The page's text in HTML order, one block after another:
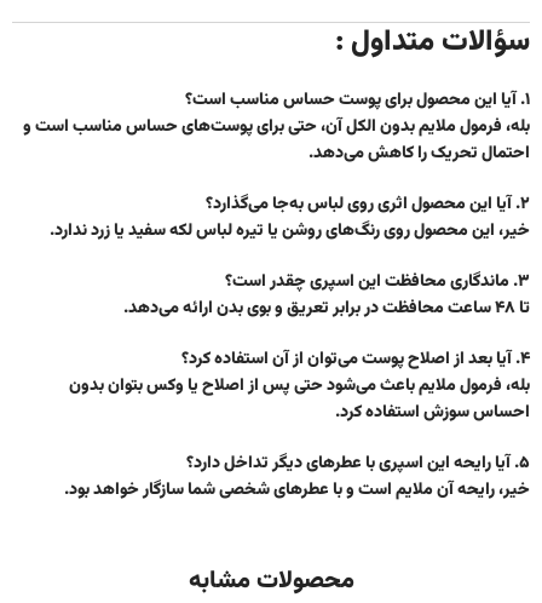
سؤالات متداول :
۱. آیا این محصول برای پوست حساس مناسب است؟
بله، فرمول ملایم بدون الکل آن، حتی برای پوست‌های حساس مناسب است و
احتمال تحریک را کاهش می‌دهد.
۲. آیا این محصول اثری روی لباس به‌جا می‌گذارد؟
خیر، این محصول روی رنگ‌های روشن یا تیره لباس لکه سفید یا زرد ندارد.
۳. ماندگاری محافظت این اسپری چقدر است؟
تا ۴۸ ساعت محافظت در برابر تعریق و بوی بدن ارائه می‌دهد.
۴. آیا بعد از اصلاح پوست می‌توان از آن استفاده کرد؟
بله، فرمول ملایم باعث می‌شود حتی پس از اصلاح یا وکس بتوان بدون
احساس سوزش استفاده کرد.
۵. آیا رایحه این اسپری با عطرهای دیگر تداخل دارد؟
خیر، رایحه آن ملایم است و با عطرهای شخصی شما سازگار خواهد بود.
محصولات مشابه